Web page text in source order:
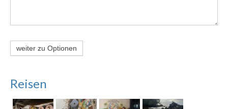
weiter zu Optionen
Reisen